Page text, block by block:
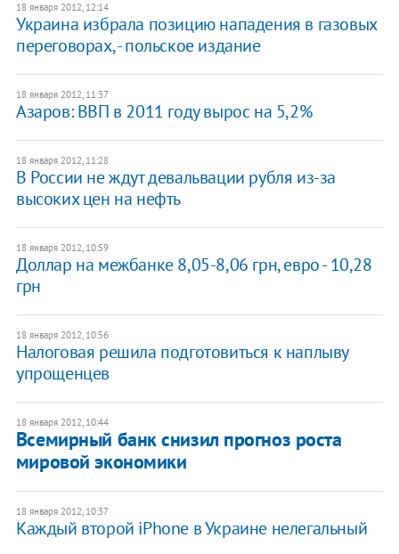
18 января 2012, 12:14
Украина избрала позицию нападения в газовых
переговорах, - польское издание
18 января 2012, 11:37
Азаров: ВВП в 2011 году вырос на 5,2%
18 января 2012, 11:28
В России не ждут девальвации рубля из-за
высоких цен на нефть
18 января 2012, 10:59
Доллар на межбанке 8,05-8,06 грн, евро - 10,28
грн
18 января 2012, 10:56
Налоговая решила подготовиться к наплыву
упрощенцев
18 января 2012, 10:44
Всемирный банк снизил прогноз роста
мировой экономики
18 января 2012, 10:37
Каждый второй iPhone в Украине нелегальный